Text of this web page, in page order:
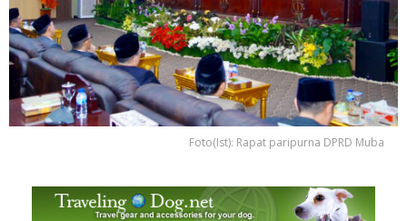
Foto(Ist): Rapat paripurna DPRD Muba